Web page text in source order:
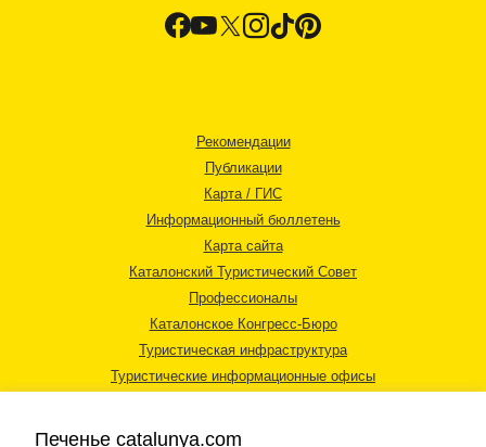
Рекомендации
Публикации
Карта / ГИС
Информационный бюллетень
Карта сайта
Каталонский Туристический Совет
Профессионалы
Каталонское Конгресс-Бюро
Туристическая инфраструктура
Туристические информационные офисы
Печенье catalunya.com